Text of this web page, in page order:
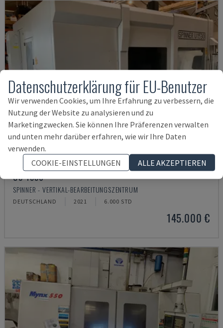
U5-1530
SPINNER - VERTIKAL-BEARBEITUNGSZENTRUM
DEUTSCHLAND 2021 6.000 STD
145.000 €
Datenschutzerklärung für EU-Benutzer
Wir verwenden Cookies, um Ihre Erfahrung zu verbessern, die
Nutzung der Website zu analysieren und zu
Marketingzwecken. Sie können Ihre Präferenzen verwalten
und unten mehr darüber erfahren, wie wir Ihre Daten
verwenden.
COOKIE-EINSTELLUNGEN
ALLE AKZEPTIEREN